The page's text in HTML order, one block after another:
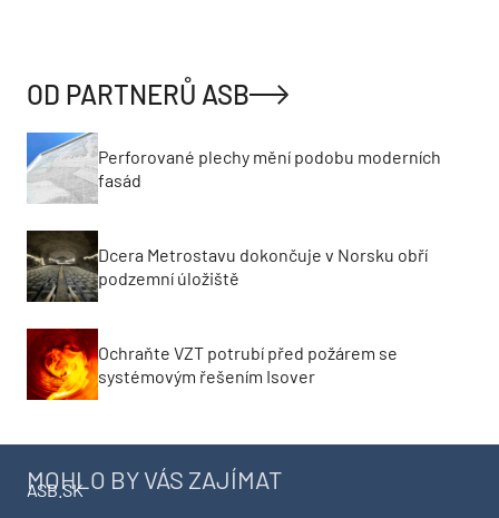
OD PARTNERŮ ASB
Perforované plechy mění podobu moderních
fasád
Dcera Metrostavu dokončuje v Norsku obří
podzemní úložiště
Ochraňte VZT potrubí před požárem se
systémovým řešením Isover
MOHLO BY VÁS ZAJÍMAT
ASB.SK